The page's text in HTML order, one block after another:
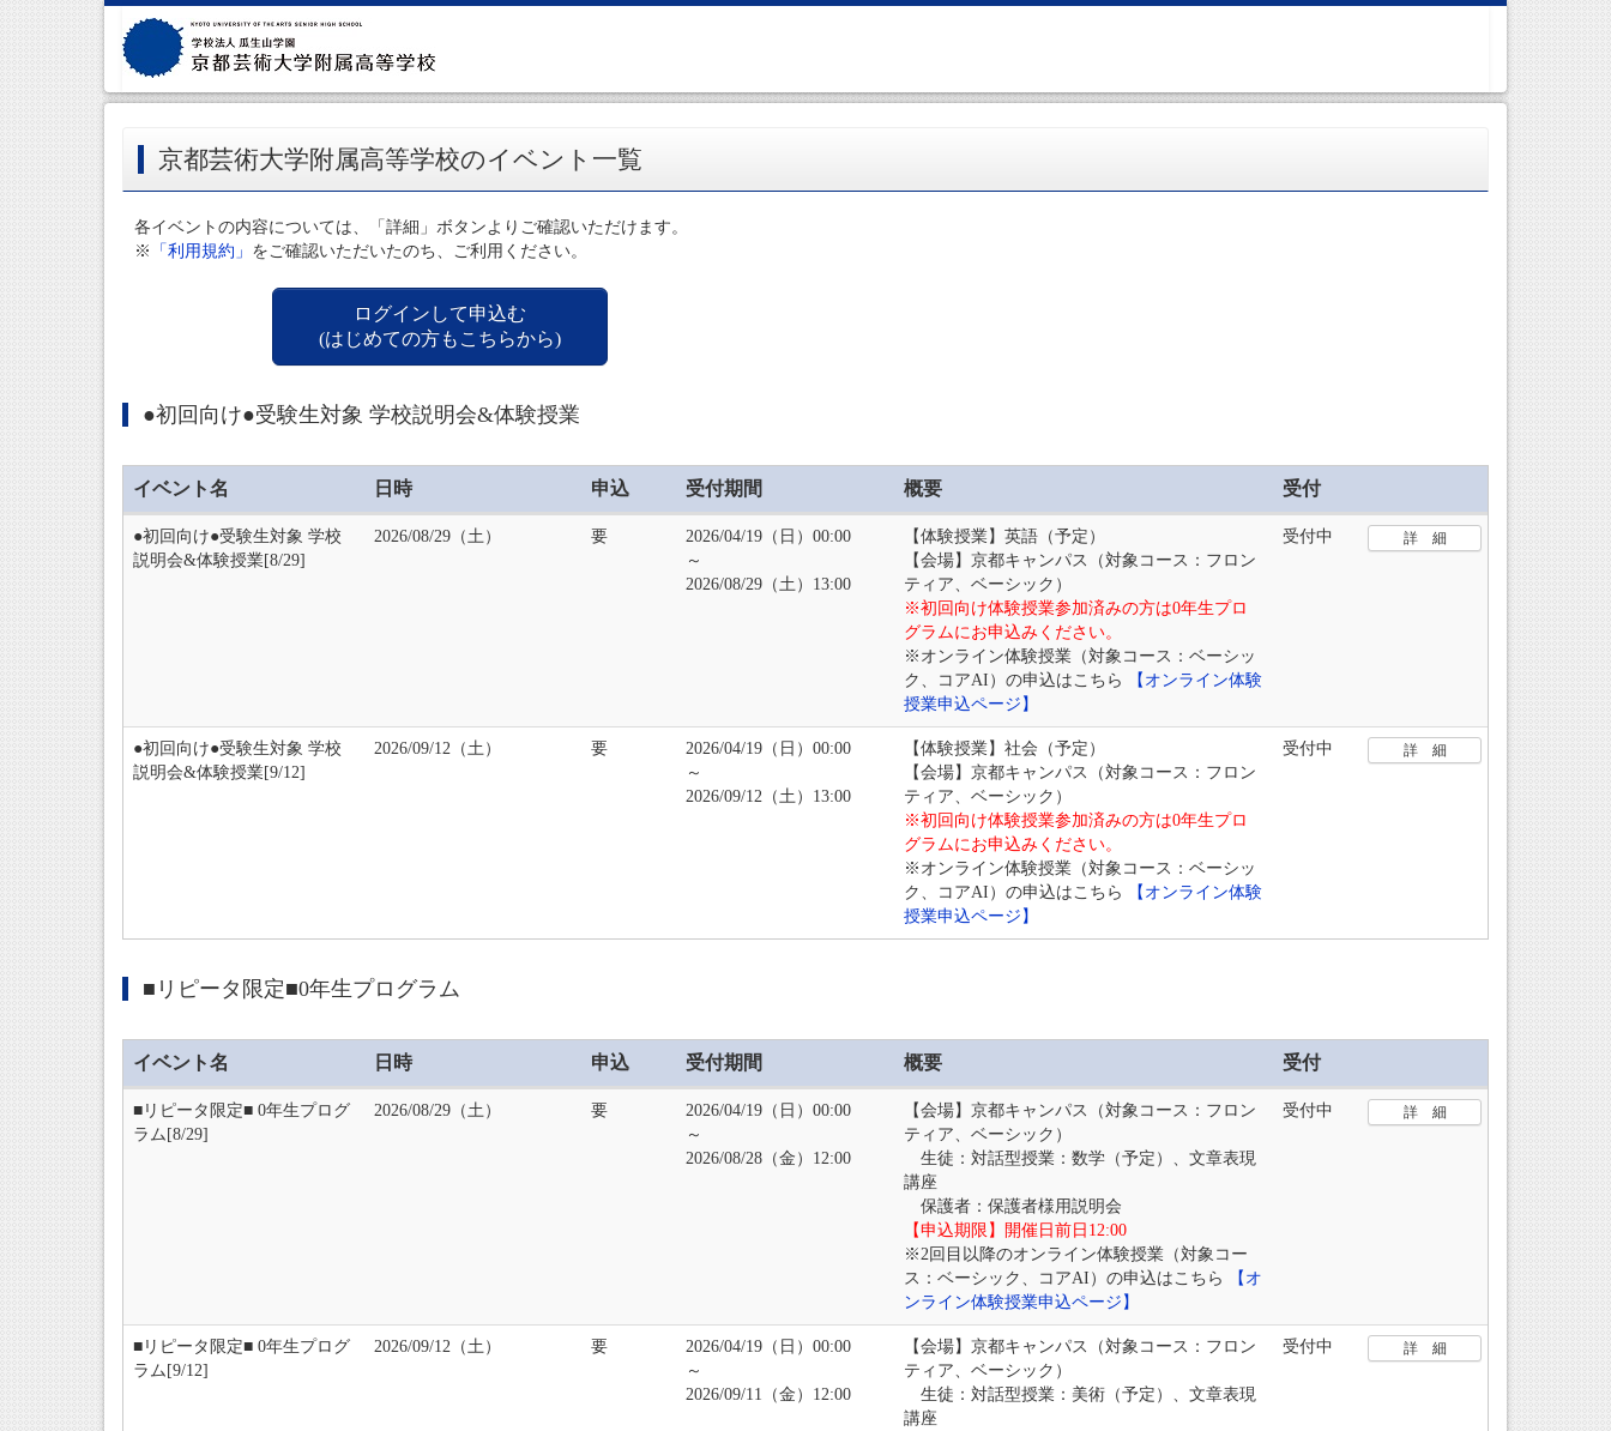
京都芸術大学附属高等学校のイベント一覧
各イベントの内容については、「詳細」ボタンよりご確認いただけます。
※
「利用規約」 をご確認いただいたのち、ご利用ください。
ログインして申込む
(はじめての方もこちらから)
●初回向け●受験生対象 学校説明会&体験授業
イベント名 日時 申込 受付期間 概要 受付
●初回向け●受験生対象 学校
説明会&体験授業[8/29]
2026/08/29（土） 要
2026/04/19（日）00:00
～
2026/08/29（土）13:00
【体験授業】英語（予定）
【会場】京都キャンパス（対象コース：フロン
ティア、ベーシック）
※初回向け体験授業参加済みの方は0年生プロ
グラムにお申込みください。
※オンライン体験授業（対象コース：ベーシッ
ク、コアAI）の申込はこちら
【オンライン体験
授業申込ページ】
受付中 詳 細
●初回向け●受験生対象 学校
説明会&体験授業[9/12]
2026/09/12（土） 要
2026/04/19（日）00:00
～
2026/09/12（土）13:00
【体験授業】社会（予定）
【会場】京都キャンパス（対象コース：フロン
ティア、ベーシック）
※初回向け体験授業参加済みの方は0年生プロ
グラムにお申込みください。
※オンライン体験授業（対象コース：ベーシッ
ク、コアAI）の申込はこちら
【オンライン体験
授業申込ページ】
受付中 詳 細
■リピータ限定■0年生プログラム
イベント名 日時 申込 受付期間 概要 受付
■リピータ限定■ 0年生プログ
ラム[8/29]
2026/08/29（土） 要
2026/04/19（日）00:00
～
2026/08/28（金）12:00
【会場】京都キャンパス（対象コース：フロン
ティア、ベーシック）
生徒：対話型授業：数学（予定）、文章表現
講座
保護者：保護者様用説明会
【申込期限】開催日前日12:00
※2回目以降のオンライン体験授業（対象コー
ス：ベーシック、コアAI）の申込はこちら
【オ
ンライン体験授業申込ページ】
受付中 詳 細
■リピータ限定■ 0年生プログ
ラム[9/12]
2026/09/12（土） 要
2026/04/19（日）00:00
～
2026/09/11（金）12:00
【会場】京都キャンパス（対象コース：フロン
ティア、ベーシック）
生徒：対話型授業：美術（予定）、文章表現
講座
受付中 詳 細